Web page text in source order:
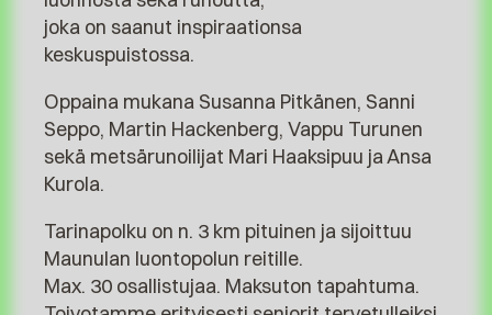
joka on saanut inspiraationsa
keskuspuistossa.
Oppaina mukana Susanna Pitkänen, Sanni
Seppo, Martin Hackenberg, Vappu Turunen
sekä metsärunoilijat Mari Haaksipuu ja Ansa
Kurola.
Tarinapolku on n. 3 km pituinen ja sijoittuu
Maunulan luontopolun reitille.
Max. 30 osallistujaa. Maksuton tapahtuma.